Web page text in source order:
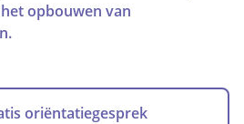
opbouwen van
oriëntatiegesprek